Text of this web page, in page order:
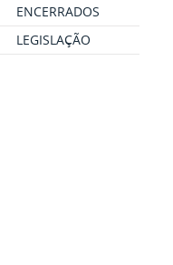
ENCERRADOS
LEGISLAÇÃO